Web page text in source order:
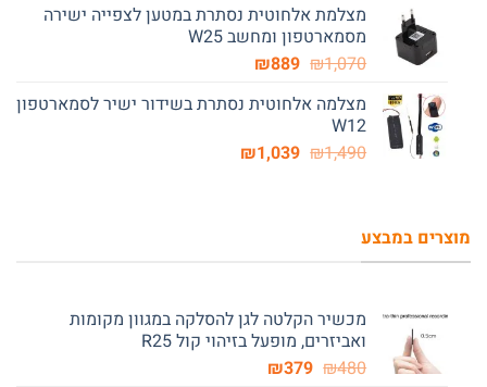
היה:
₪1,730.
הוא:
₪1,299.
מצלמת אלחוטית נסתרת במטען לצפייה ישירה
מסמארטפון ומחשב W25
₪1,070
המחיר
היה:
₪889 המחיר
הוא:
מצלמה אלחוטית נסתרת בשידור ישיר לסמארטפון
W12
₪1,490
המחיר₪1,039
המחיר
מוצרים במבצע
מכשיר הקלטה לגן להסלקה במגוון מקומות
ואביזרים, מופעל בזיהוי קול R25
₪480
המחיר
₪379 המחיר